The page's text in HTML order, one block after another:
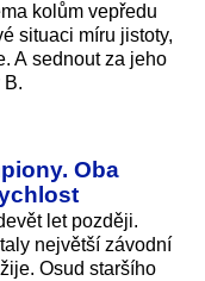
kolům vepředu
situaci míru jistoty,
A sednout za jeho
B.
Oba
let později.
největší závodní
Osud staršího